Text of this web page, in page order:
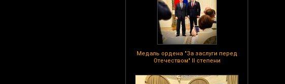
Медаль ордена "За заслуги перед
Отечеством" II степени